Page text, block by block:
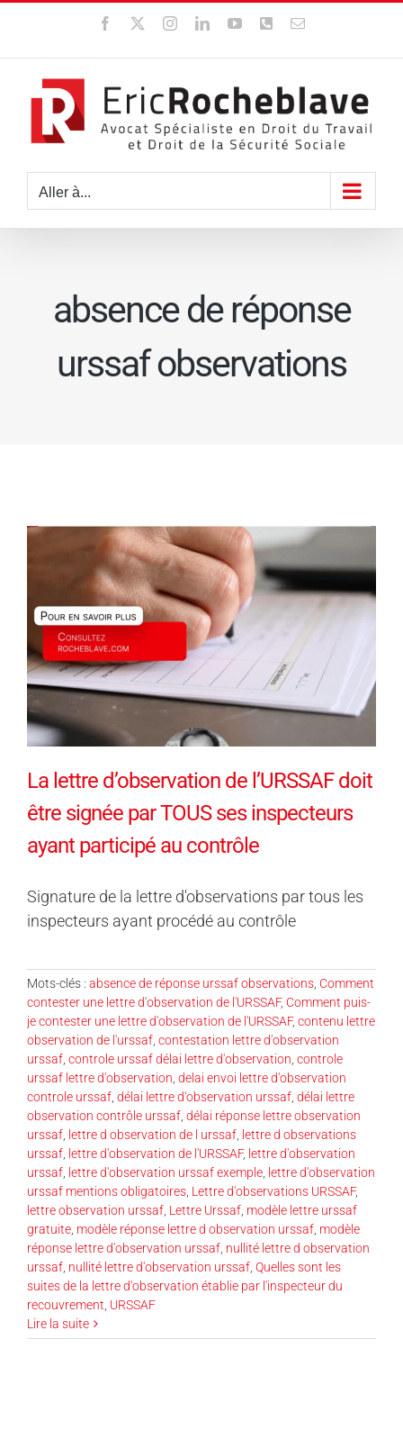
contenu
Facebook InstagramLinkedInYouTubeWhatsApp
Email
Aller à...
absence de réponse
urssaf observations
La lettre d’observation de l’URSSAF doit
être signée par TOUS ses inspecteurs
ayant participé au contrôle
Signature de la lettre d'observations par tous les
inspecteurs ayant procédé au contrôle
Mots-clés : absence de réponse urssaf observations Comment
contester une lettre d'observation de l'URSSAF, Comment puis-
je contester une lettre d'observation de l'URSSAF, contenu lettre
observation de l'urssaf contestation lettre d'observation
urssaf controle urssaf délai lettre d'observation controle
urssaf lettre d'observation delai envoi lettre d'observation
controle urssaf délai lettre d'observation urssaf délai lettre
observation contrôle urssaf délai réponse lettre observation
urssaf lettre d observation de l urssaf lettre d observations
urssaf lettre d'observation de l'URSSAF, lettre d'observation
urssaf lettre d'observation urssaf exemple lettre d'observation
urssaf mentions obligatoires Lettre d'observations URSSAF,
lettre observation urssaf Lettre Urssaf modèle lettre urssaf
gratuite modèle réponse lettre d observation urssaf modèle
réponse lettre d'observation urssaf nullité lettre d observation
urssaf nullité lettre d'observation urssaf Quelles sont les
suites de la lettre d'observation établie par l'inspecteur du
recouvrement URSSAF
Lire la suite